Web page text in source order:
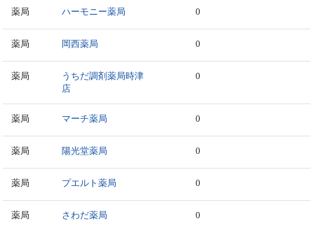
薬局 ハーモニー薬局 0
薬局 岡西薬局 0
薬局
うちだ調剤薬局時津
店
0
薬局 マーチ薬局 0
薬局 陽光堂薬局 0
薬局 プエルト薬局 0
薬局 さわだ薬局 0